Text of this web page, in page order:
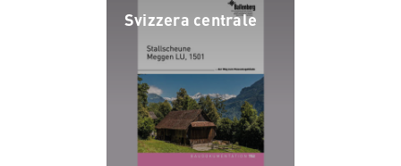
Svizzera centrale